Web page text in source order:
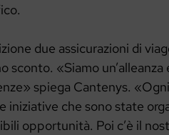
due assicurazioni di
sconto. «Siamo
spiega Cantenys.
iniziative che sono state
opportunità. Poi c’è il